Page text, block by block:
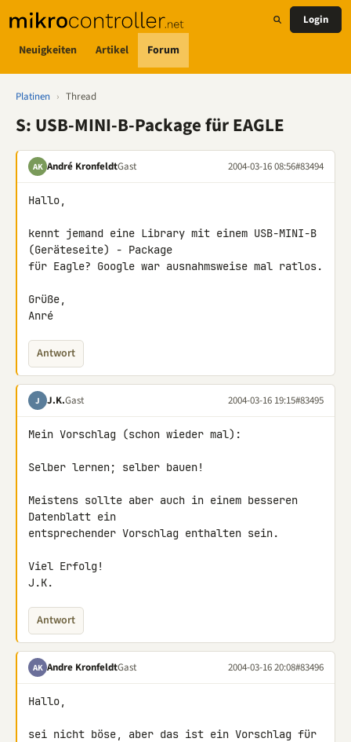
Neuigkeiten Artikel Forum
Login
Platinen › Thread
S: USB-MINI-B-Package für EAGLE
AK André KronfeldtGast 2004-03-16 08:56#83494
Hallo,
kennt jemand eine Library mit einem USB-MINI-B
(Geräteseite) - Package
für Eagle? Google war ausnahmsweise mal ratlos.
Grüße,
Anré
Antwort
J J.K.Gast 2004-03-16 19:15#83495
Mein Vorschlag (schon wieder mal):
Selber lernen; selber bauen!
Meistens sollte aber auch in einem besseren
Datenblatt ein
entsprechender Vorschlag enthalten sein.
Viel Erfolg!
J.K.
Antwort
AK Andre KronfeldtGast 2004-03-16 20:08#83496
Hallo,
sei nicht böse, aber das ist ein Vorschlag für